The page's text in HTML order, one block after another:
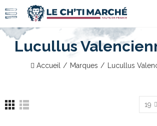
Lucullus
Accueil Marques Lucullus
19